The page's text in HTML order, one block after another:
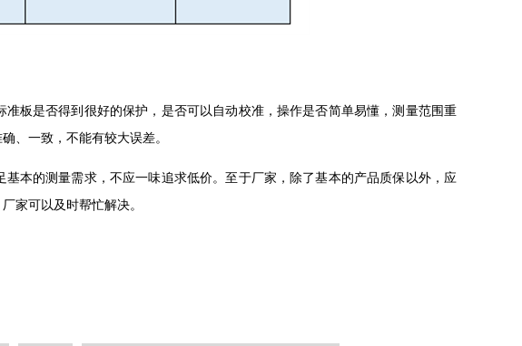
板是否得到很好的保护，是否可以自动校准，操作是否简单易懂，测量范围重
、一致，不能有较大误差。
本的测量需求，不应一味追求低价。至于厂家，除了基本的产品质保以外，应
家可以及时帮忙解决。